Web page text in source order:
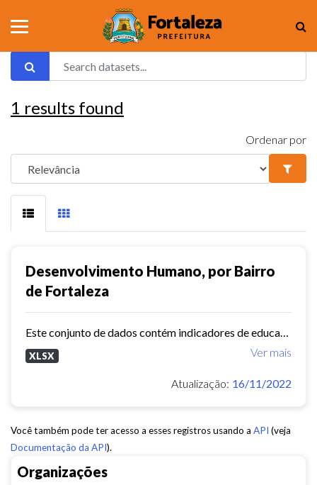
Organizações
1 results found
Ordenar por
Desenvolvimento Humano, por Bairro
de Fortaleza
Ver mais
XLSX
Atualização: 16/11/2022
Você também pode ter acesso a esses registros usando a API (veja
Documentação da API).